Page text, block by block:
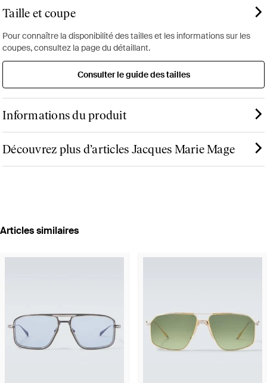
Taille et coupe
Pour connaître la disponibilité des tailles et les informations sur les
coupes, consultez la page du détaillant.
Consulter le guide des tailles
Informations du produit
Découvrez plus d’articles Jacques Marie Mage
Articles similaires